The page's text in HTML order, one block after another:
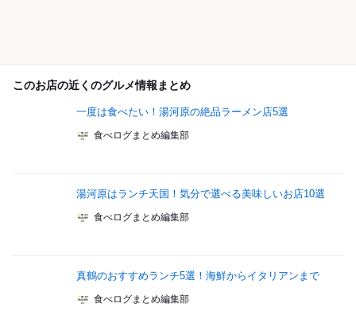
このお店の近くのグルメ情報まとめ
一度は食べたい！湯河原の絶品ラーメン店5選
食べログまとめ編集部
湯河原はランチ天国！気分で選べる美味しいお店10選
食べログまとめ編集部
真鶴のおすすめランチ5選！海鮮からイタリアンまで
食べログまとめ編集部